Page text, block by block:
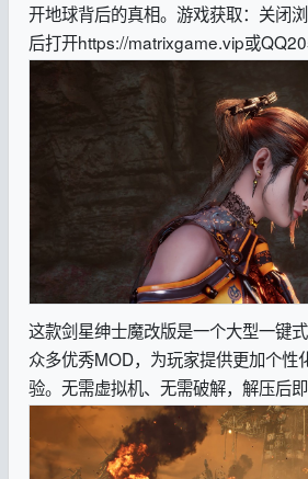
开地球背后的真相。 游戏获取：关闭
后打开https://matrixgame.vip或
这款剑星绅士魔改版是一个大型一键
众多优秀MOD，为玩家提供更加个性
验。无需虚拟机、无需破解，解压后即